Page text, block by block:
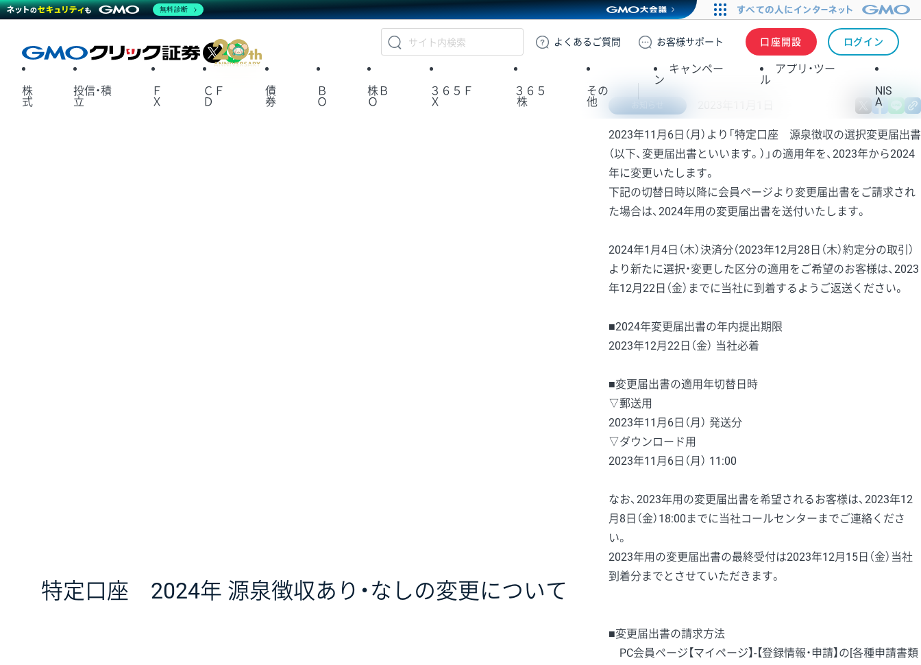
GMOクリック証券
よくある ご質問 お客様サポート 口座開設 ログイン
X
株
式
投信・積
立
Ｆ
Ｘ
ＣＦ
Ｄ
債
券
Ｂ
Ｏ
株Ｂ
Ｏ
３６５Ｆ
Ｘ
３６５
株
その
他
キャンペー
ン
アプリ・ツー
ル
NIS
A
特定口座 2024年 源泉徴収あり・なしの変更について
X
2023年11月6日（月）より「特定口座 源泉徴収の選択変更届出書
（以下、変更届出書といいます。）」の適用年を、2023年から2024
年に変更いたします。
下記の切替日時以降に会員ページより変更届出書をご請求され
た場合は、2024年用の変更届出書を送付いたします。
2024年1月4日（木）決済分（2023年12月28日（木）約定分の取引）
より新たに選択・変更した区分の適用をご希望のお客様は、2023
年12月22日（金）までに当社に到着するようご返送ください。
■2024年変更届出書の年内提出期限
2023年12月22日（金） 当社必着
■変更届出書の適用年切替日時
▽郵送用
2023年11月6日（月） 発送分
▽ダウンロード用
2023年11月6日（月） 11:00
なお、2023年用の変更届出書を希望されるお客様は、2023年12
月8日（金）18:00までに当社コールセンターまでご連絡くださ
い。
2023年用の変更届出書の最終受付は2023年12月15日（金）当社
到着分までとさせていただきます。
■変更届出書の請求方法
PC会員ページ【マイページ】-【登録情報・申請】の[各種申請書類
無料診断